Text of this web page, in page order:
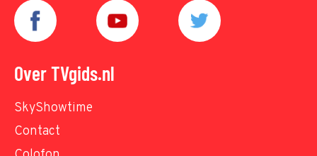
Over TVgids.nl
SkyShowtime
Contact